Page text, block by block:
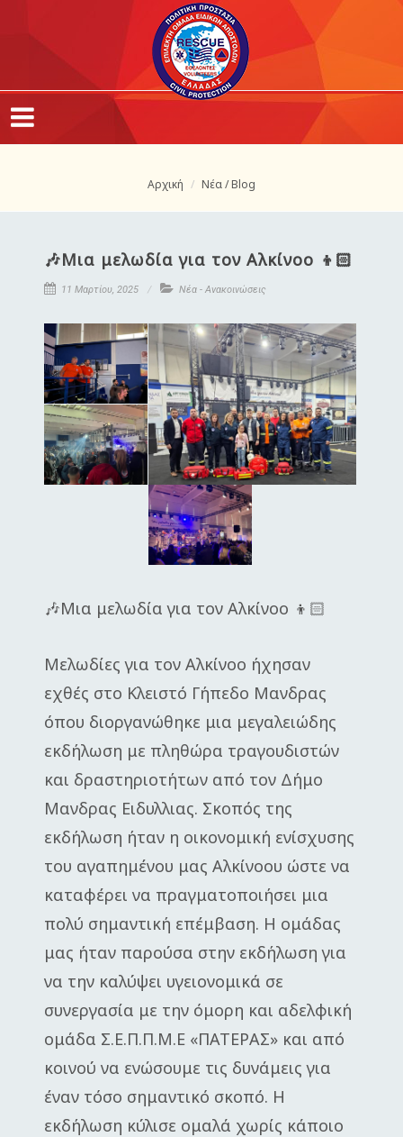
Αρχική Νέα / Blog
🎶Μια μελωδία για τον Αλκίνοο 👦🏻
11 Μαρτίου, 2025 Νέα - Ανακοινώσεις
🎶Μια μελωδία για τον Αλκίνοο 👦🏻
Μελωδίες για τον Αλκίνοο ήχησαν
εχθές στο Κλειστό Γήπεδο Μανδρας
όπου διοργανώθηκε μια μεγαλειώδης
εκδήλωση με πληθώρα τραγουδιστών
και δραστηριοτήτων από τον Δήμο
Μανδρας Ειδυλλιας. Σκοπός της
εκδήλωση ήταν η οικονομική ενίσχυσης
του αγαπημένου μας Αλκίνοου ώστε να
καταφέρει να πραγματοποιήσει μια
πολύ σημαντική επέμβαση. Η ομάδας
μας ήταν παρούσα στην εκδήλωση για
να την καλύψει υγειονομικά σε
συνεργασία με την όμορη και αδελφική
ομάδα Σ.Ε.Π.Π.Μ.Ε «ΠΑΤΕΡΑΣ» και από
κοινού να ενώσουμε τις δυνάμεις για
έναν τόσο σημαντικό σκοπό. Η
εκδήλωση κύλισε ομαλά χωρίς κάποιο